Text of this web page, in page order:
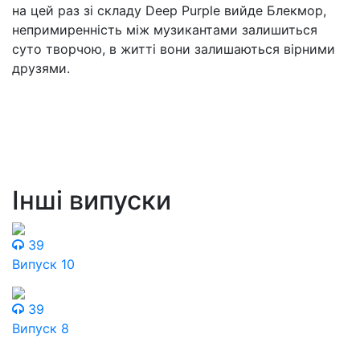
на цей раз зі складу Deep Purple вийде Блекмор,
непримиренність між музикантами залишиться
суто творчою, в житті вони залишаються вірними
друзями.
Інші випуски
39
Випуск 10
39
Випуск 8